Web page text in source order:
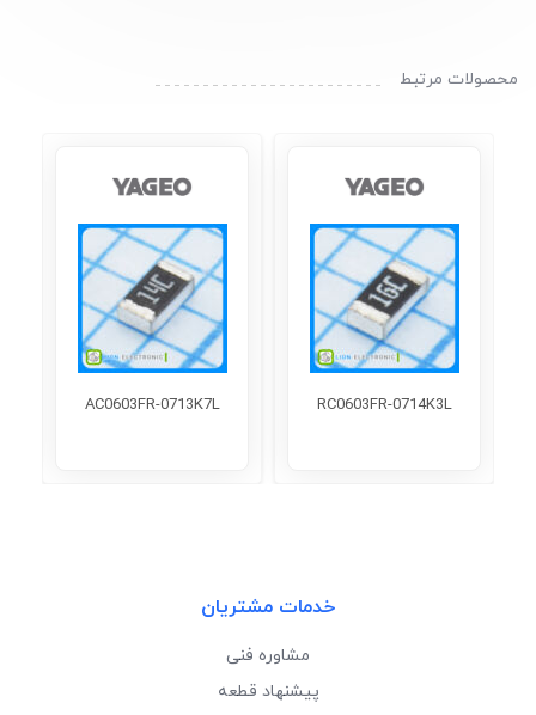
محصولات مرتبط
RC0603FR-0714K3L
AC0603FR-0713K7L
خدمات مشتریان
مشاوره فنی
پیشنهاد قطعه